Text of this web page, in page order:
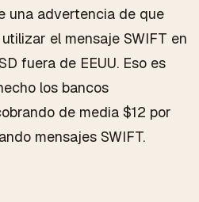
una advertencia de que
el mensaje SWIFT en
fuera de EEUU. Eso es
los bancos
de media $12 por
mensajes SWIFT.